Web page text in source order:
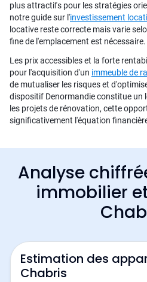
plus attractifs pour les stratégies
notre guide sur l'investissement
locative reste correcte mais varie
fine de l'emplacement est nécessaire.
Les prix accessibles et la forte
pour l'acquisition d'un immeuble de
de mutualiser les risques et
dispositif Denormandie constitue un
les projets de rénovation, cette
significativement l'équation
Analyse
immobilier
Estimation des
Chabris